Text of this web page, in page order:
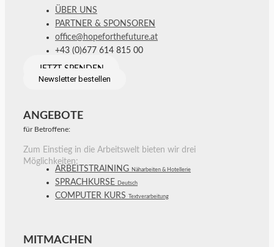
ÜBER UNS
PARTNER & SPONSOREN
office@hopeforthefuture.at
+43 (0)677 614 815 00
JETZT SPENDEN
Newsletter bestellen
ANGEBOTE
für Betroffene:
Zum Einstieg in die Arbeitswelt bieten wir drei
Möglichkeiten:
ARBEITSTRAINING Näharbeiten & Hotellerie
SPRACHKURSE Deutsch
COMPUTER KURS Textverarbeitung
MITMACHEN